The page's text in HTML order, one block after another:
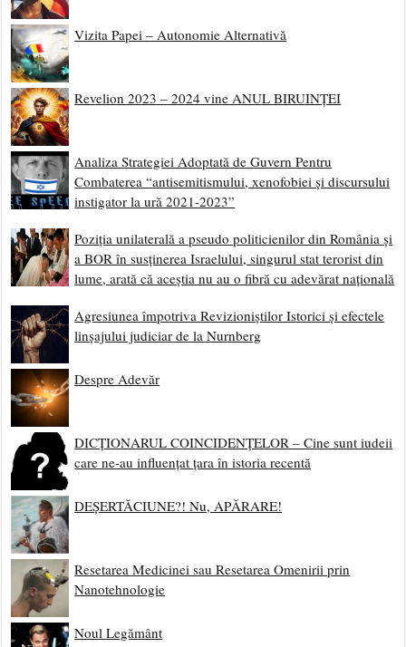
Vizita Papei – Autonomie Alternativă
Revelion 2023 – 2024 vine ANUL BIRUINȚEI
Analiza Strategiei Adoptată de Guvern Pentru
Combaterea “antisemitismului, xenofobiei și discursului
instigator la ură 2021-2023”
Poziția unilaterală a pseudo politicienilor din România și
a BOR în susținerea Israelului, singurul stat terorist din
lume, arată că aceștia nu au o fibră cu adevărat națională
Agresiunea împotriva Revizioniștilor Istorici și efectele
linșajului judiciar de la Nurnberg
Despre Adevăr
DICȚIONARUL COINCIDENȚELOR – Cine sunt iudeii
care ne-au influențat țara în istoria recentă
DEȘERTĂCIUNE?! Nu, APĂRARE!
Resetarea Medicinei sau Resetarea Omenirii prin
Nanotehnologie
Noul Legământ